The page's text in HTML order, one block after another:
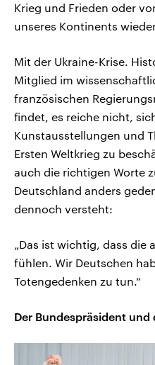
Krieg und Frieden oder
unseres Kontinents
Mit der Ukraine-Krise.
Mitglied im
französischen
findet, es reiche nicht,
Kunstausstellungen und
Ersten Weltkrieg zu
auch die richtigen Worte
Deutschland anders
dennoch versteht:
„Das ist wichtig, dass die
fühlen. Wir Deutschen
Totengedenken zu tun.“
Der Bundespräsident und